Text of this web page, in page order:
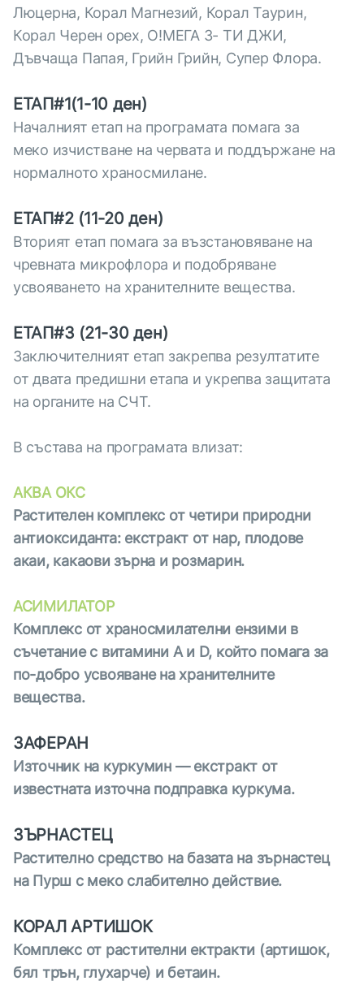
Люцерна, Корал Магнезий, Корал Таурин,
Корал Черен орех, O!МЕГА 3- ТИ ДЖИ,
Дъвчаща Папая, Грийн Грийн, Супер Флора.
ЕТАП#1(1-10 ден)
Началният етап на програмата помага за
меко изчистване на червата и поддържане на
нормалното храносмилане.
ЕТАП#2 (11-20 ден)
Вторият етап помага за възстановяване на
чревната микрофлора и подобряване
усвояването на хранителните вещества.
ЕТАП#3 (21-30 ден)
Заключителният етап закрепва резултатите
от двата предишни етапа и укрепва защитата
на органите на СЧТ.
В състава на програмата влизат:
АКВА ОКС
Растителен комплекс от четири природни
антиоксиданта: екстракт от нар, плодове
акаи, какаови зърна и розмарин.
АСИМИЛАТОР
Комплекс от храносмилателни ензими в
съчетание с витамини A и D, който помага за
по-добро усвояване на хранителните
вещества.
ЗАФЕРАН
Източник на куркумин — екстракт от
известната източна подправка куркума.
ЗЪРНАСТЕЦ
Растително средство на базата на зърнастец
на Пурш с меко слабително действие.
КОРАЛ АРТИШОК
Комплекс от растителни ектракти (артишок,
бял трън, глухарче) и бетаин.